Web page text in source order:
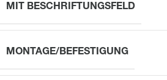
MIT BESCHRIFTUNGSFELD
MONTAGE/BEFESTIGUNG